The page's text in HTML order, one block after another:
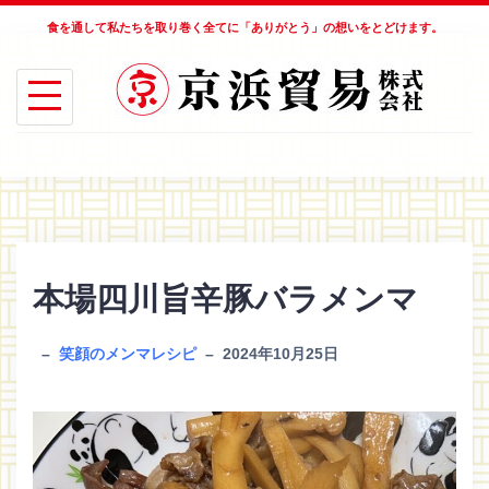
食を通して私たちを取り巻く全てに「ありがとう」の想いをとどけます。
t
o
c
o
t
e
n
t
本場四川旨辛豚バラメンマ
– 笑顔のメンマレシピ – 2024年10月25日